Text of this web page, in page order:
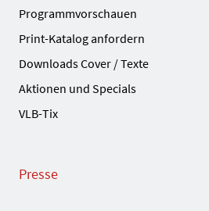
Programmvorschauen
Print-Katalog anfordern
Downloads Cover / Texte
Aktionen und Specials
VLB-Tix
Presse